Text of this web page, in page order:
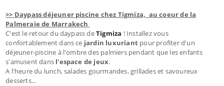
>> Daypass déjeuner piscine chez Tigmiza, au coeur de la
Palmeraie de Marrakech
C'est le retour du daypass deTigmiza ! Installez vous
confortablement dans ce jardin luxuriant pour profiter d'un
déjeuner-piscine à l'ombre des palmiers pendant que les enfants
s'amusent dansl'espace de jeux.
A l'heure du lunch, salades gourmandes, grillades et savoureux
desserts...